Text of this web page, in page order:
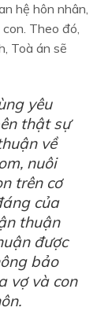
hệ hôn nhân,
Theo đó,
Toà án sẽ
yêu
thật sự
về
nuôi
trên cơ
của
thuận
được
bảo
vợ và con